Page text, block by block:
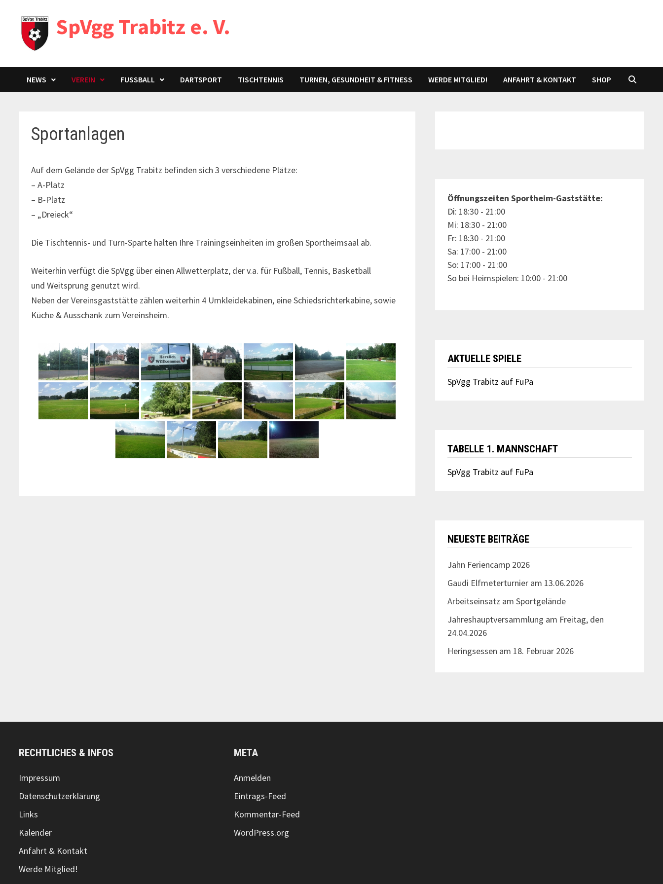
springen
SpVgg Trabitz e. V.
NEWS VEREIN FUSSBALL DARTSPORT TISCHTENNIS TURNEN, GESUNDHEIT & FITNESS WERDE MITGLIED! ANFAHRT & KONTAKT SHOP
Sportanlagen
Auf dem Gelände der SpVgg Trabitz befinden sich 3 verschiedene Plätze:
– A-Platz
– B-Platz
– „Dreieck“
Die Tischtennis- und Turn-Sparte halten Ihre Trainingseinheiten im großen Sportheimsaal ab.
Weiterhin verfügt die SpVgg über einen Allwetterplatz, der v.a. für Fußball, Tennis, Basketball
und Weitsprung genutzt wird.
Neben der Vereinsgaststätte zählen weiterhin 4 Umkleidekabinen, eine Schiedsrichterkabine, sowie
Küche & Ausschank zum Vereinsheim.
Öffnungszeiten Sportheim-Gaststätte:
Di: 18:30 - 21:00
Mi: 18:30 - 21:00
Fr: 18:30 - 21:00
Sa: 17:00 - 21:00
So: 17:00 - 21:00
So bei Heimspielen: 10:00 - 21:00
AKTUELLE SPIELE
SpVgg Trabitz auf FuPa
TABELLE 1. MANNSCHAFT
SpVgg Trabitz auf FuPa
NEUESTE BEITRÄGE
Jahn Feriencamp 2026
Gaudi Elfmeterturnier am 13.06.2026
Arbeitseinsatz am Sportgelände
Jahreshauptversammlung am Freitag, den
24.04.2026
Heringsessen am 18. Februar 2026
RECHTLICHES & INFOS
Impressum
Datenschutzerklärung
Links
Kalender
Anfahrt & Kontakt
Werde Mitglied!
META
Anmelden
Eintrags-Feed
Kommentar-Feed
WordPress.org